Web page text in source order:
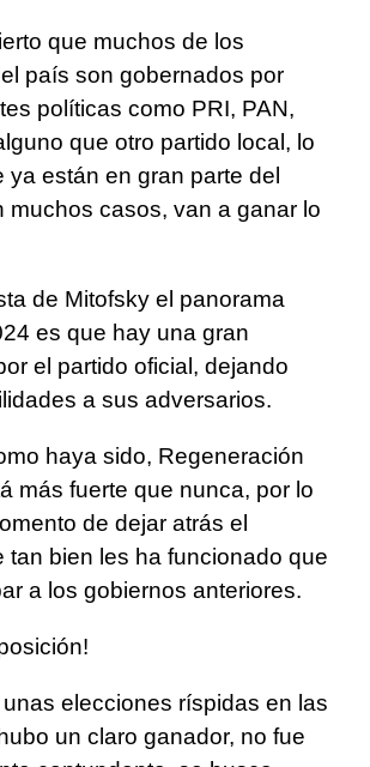
que muchos de los
país son gobernados por
políticas como PRI, PAN,
que otro partido local, lo
ya están en gran parte del
muchos casos, van a ganar lo
de Mitofsky el panorama
es que hay una gran
el partido oficial, dejando
a sus adversarios.
haya sido, Regeneración
más fuerte que nunca, por lo
de dejar atrás el
tan bien les ha funcionado que
a los gobiernos anteriores.
elecciones ríspidas en las
un claro ganador, no fue